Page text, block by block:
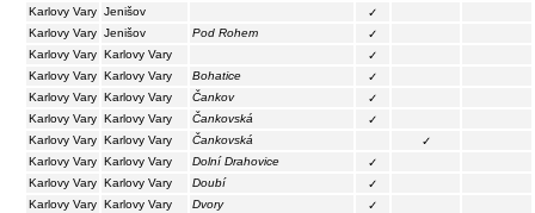
Karlovy Vary Jenišov
✓
Karlovy Vary Jenišov Pod Rohem
✓
Karlovy Vary Karlovy Vary
✓
Karlovy Vary Karlovy Vary Bohatice
✓
Karlovy Vary Karlovy Vary Čankov
✓
Karlovy Vary Karlovy Vary Čankovská
✓
Karlovy Vary Karlovy Vary Čankovská
✓
Karlovy Vary Karlovy Vary Dolní Drahovice
✓
Karlovy Vary Karlovy Vary Doubí
✓
Karlovy Vary Karlovy Vary Dvory
✓